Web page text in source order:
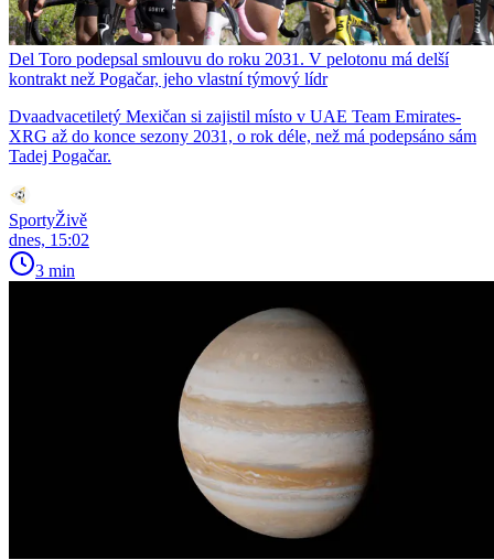
Del Toro podepsal smlouvu do roku 2031. V pelotonu má delší
kontrakt než Pogačar, jeho vlastní týmový lídr
Dvaadvacetiletý Mexičan si zajistil místo v UAE Team Emirates-
XRG až do konce sezony 2031, o rok déle, než má podepsáno sám
Tadej Pogačar.
SportyŽivě
dnes, 15:02
3 min